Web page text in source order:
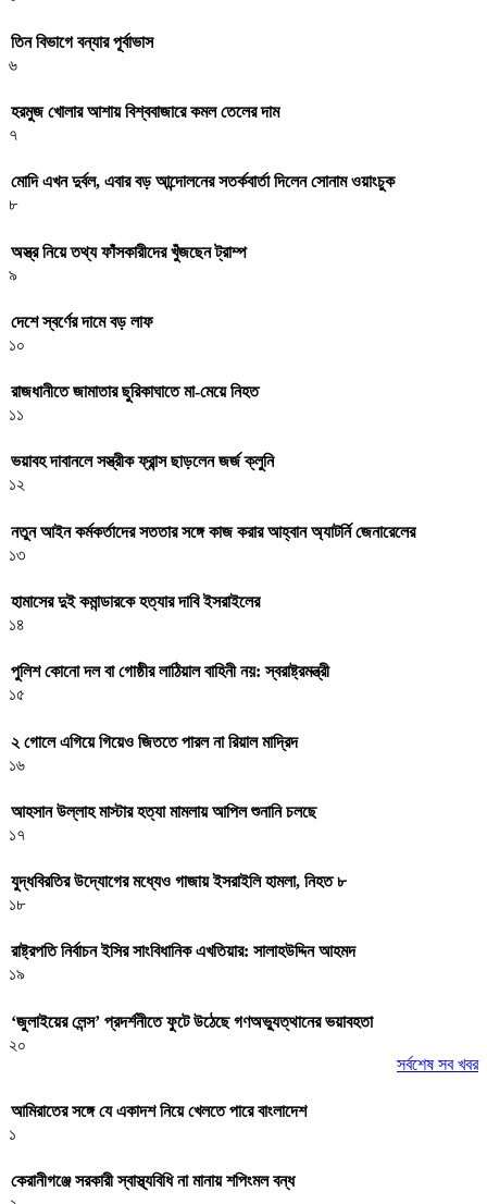
তিন বিভাগে বন্যার পূর্বাভাস
৬
হরমুজ খোলার আশায় বিশ্ববাজারে কমল তেলের দাম
৭
মোদি এখন দুর্বল, এবার বড় আন্দোলনের সতর্কবার্তা দিলেন সোনাম ওয়াংচুক
৮
অস্ত্র নিয়ে তথ্য ফাঁসকারীদের খুঁজছেন ট্রাম্প
৯
দেশে স্বর্ণের দামে বড় লাফ
১০
রাজধানীতে জামাতার ছুরিকাঘাতে মা-মেয়ে নিহত
১১
ভয়াবহ দাবানলে সস্ত্রীক ফ্রান্স ছাড়লেন জর্জ ক্লুনি
১২
নতুন আইন কর্মকর্তাদের সততার সঙ্গে কাজ করার আহ্বান অ্যাটর্নি জেনারেলের
১৩
হামাসের দুই কমান্ডারকে হত্যার দাবি ইসরাইলের
১৪
পুলিশ কোনো দল বা গোষ্ঠীর লাঠিয়াল বাহিনী নয়: স্বরাষ্ট্রমন্ত্রী
১৫
২ গোলে এগিয়ে গিয়েও জিততে পারল না রিয়াল মাদ্রিদ
১৬
আহসান উল্লাহ মাস্টার হত্যা মামলায় আপিল শুনানি চলছে
১৭
যুদ্ধবিরতির উদ্যোগের মধ্যেও গাজায় ইসরাইলি হামলা, নিহত ৮
১৮
রাষ্ট্রপতি নির্বাচন ইসির সাংবিধানিক এখতিয়ার: সালাহউদ্দিন আহমদ
১৯
‘জুলাইয়ের লেন্স’ প্রদর্শনীতে ফুটে উঠেছে গণঅভ্যুত্থানের ভয়াবহতা
২০
সর্বশেষ সব খবর
আমিরাতের সঙ্গে যে একাদশ নিয়ে খেলতে পারে বাংলাদেশ
১
কেরানীগঞ্জে সরকারী স্বাস্থ্যবিধি না মানায় শপিংমল বন্ধ